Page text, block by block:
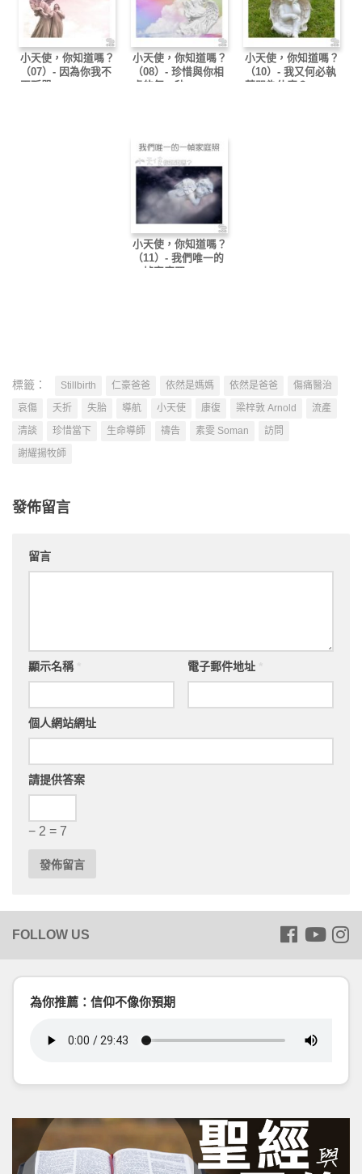
小天使，你知道嗎？
（07）- 因為你我不
再孤單
小天使，你知道嗎？
（08）- 珍惜與你相
處的每一秒
小天使，你知道嗎？
（10）- 我又何必執
著問為什麼？
小天使，你知道嗎？
（11）- 我們唯一的
一幀家庭照
標籤： Stillbirth 仁豪爸爸 依然是媽媽 依然是爸爸
傷痛醫治
哀傷
夭折 失胎 導航 小天使 康復 梁梓敦 Arnold
流產
清談
珍惜當下 生命導師 禱告 素雯 Soman
訪問
謝耀揚牧師
發佈留言
留言
顯示名稱 電子郵件地址
個人網站網址
請提供答案
− 2 = 7
為你推薦：信仰不像你預期